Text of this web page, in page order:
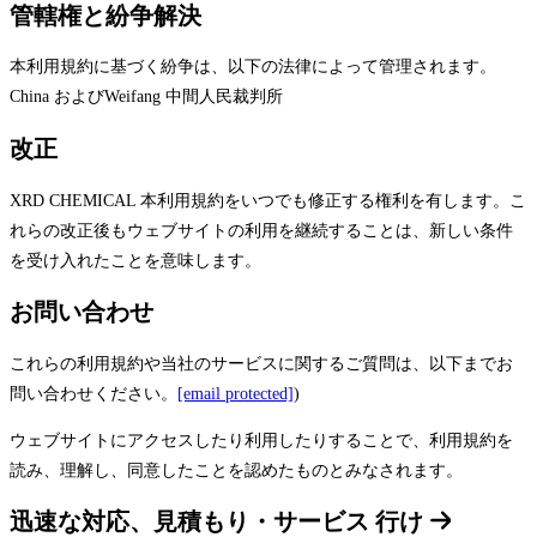
管轄権と紛争解決
本利用規約に基づく紛争は、以下の法律によって管理されます。
China およびWeifang 中間人民裁判所
改正
XRD CHEMICAL 本利用規約をいつでも修正する権利を有します。こ
れらの改正後もウェブサイトの利用を継続することは、新しい条件
を受け入れたことを意味します。
お問い合わせ
これらの利用規約や当社のサービスに関するご質問は、以下までお
問い合わせください。
[email protected])
ウェブサイトにアクセスしたり利用したりすることで、利用規約を
読み、理解し、同意したことを認めたものとみなされます。
迅速な対応、見積もり・サービス 行け